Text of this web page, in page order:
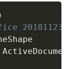
20181123